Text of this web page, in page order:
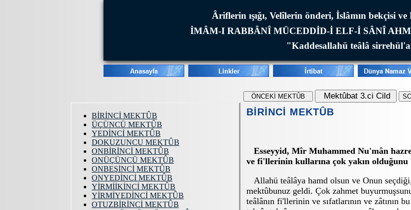
Âriflerin ışığı, Velîlerin önderi, İslâmın bekçisi
İMÂM-I RABBÂNÎ MÜCEDDİD-İ ELF-İ SÂNÎ
"Kaddesallahü teâlâ
BİRİNCİ MEKTÛB
ÜÇÜNCÜ MEKTÛB
YEDİNCİ MEKTÛB
DOKUZUNCU MEKTÛB
ONBİRİNCİ MEKTÛB
ONÜÇÜNCÜ MEKTÛB
ONBEŞİNCİ MEKTÛB
ONYEDİNCİ MEKTÛB
YİRMİİKİNCİ MEKTÛB
YİRMİYEDİNCİ MEKTÛB
OTUZBİRİNCİ MEKTÛB